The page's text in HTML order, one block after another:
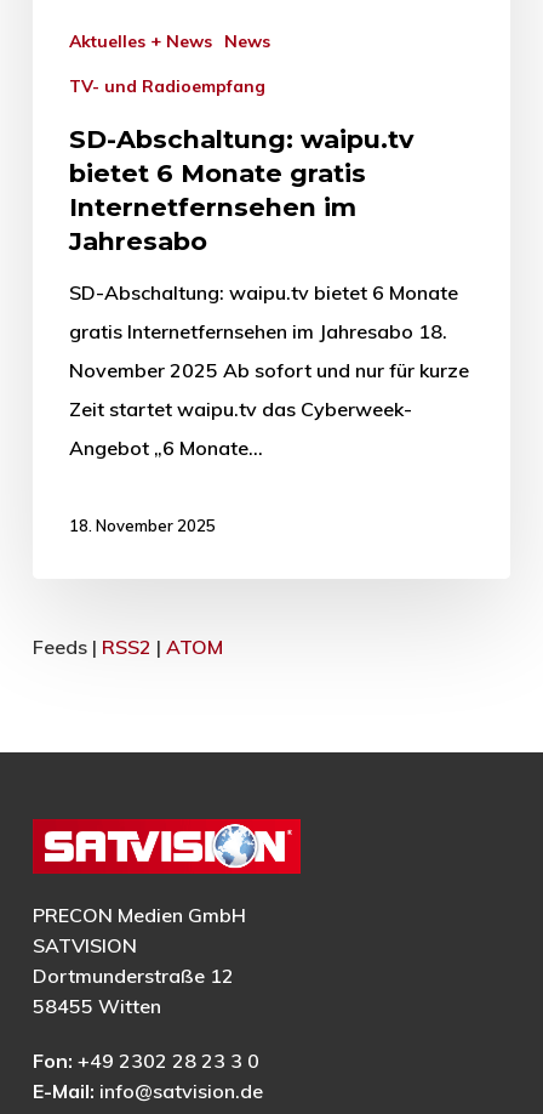
Aktuelles + News News
TV- und Radioempfang
SD-Abschaltung: waipu.tv
bietet 6 Monate gratis
Internetfernsehen im
Jahresabo
SD-Abschaltung: waipu.tv bietet 6 Monate
gratis Internetfernsehen im Jahresabo 18.
November 2025 Ab sofort und nur für kurze
Zeit startet waipu.tv das Cyberweek-
Angebot „6 Monate…
18. November 2025
Feeds | RSS2 | ATOM
PRECON Medien GmbH
SATVISION
Dortmunderstraße 12
58455 Witten
Fon: +49 2302 28 23 3 0
E-Mail: info@satvision.de